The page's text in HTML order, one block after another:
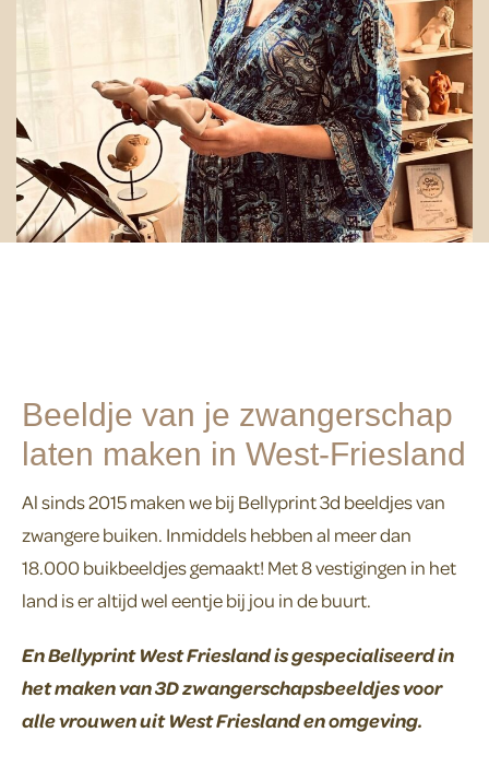
Beeldje van je zwangerschap
laten maken in West-Friesland
Al sinds 2015 maken we bij Bellyprint 3d beeldjes van
zwangere buiken. Inmiddels hebben al meer dan
18.000 buikbeeldjes gemaakt! Met 8 vestigingen in het
land is er altijd wel eentje bij jou in de buurt.
En Bellyprint West Friesland is gespecialiseerd in
het maken van 3D zwangerschapsbeeldjes voor
alle vrouwen uit West Friesland en omgeving.